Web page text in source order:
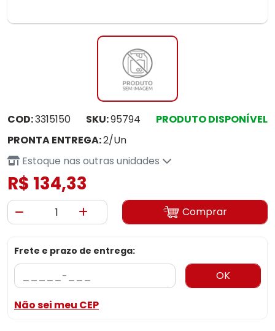
COD:3315150 SKU:95794
PRODUTO DISPONÍVEL
PRONTA ENTREGA:2/Un
Estoque nas outras unidades
R$ 134,33
Comprar
Frete e prazo de entrega:
OK
Não sei meu CEP